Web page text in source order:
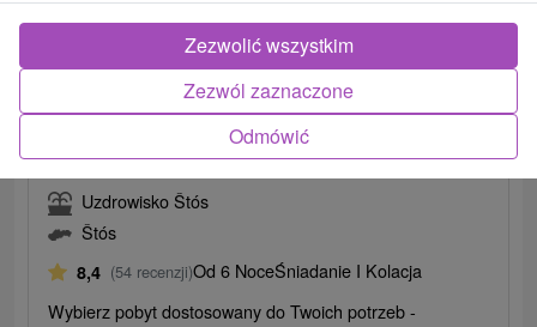
7-dniowy pobyt PLECY, KIEROWNIK,
ZDROWY GŁOS, SPELETERAPIA: Zdrowie i
dobre samopoczucie szyte na miarę
Uzdrowisko Štós
Štós
8,4 (54 recenzji)Od 6 NoceŚniadanie I Kolacja
Wybierz pobyt dostosowany do Twoich potrzeb -
Odmówić
Zezwól zaznaczone
Zezwolić wszystkim